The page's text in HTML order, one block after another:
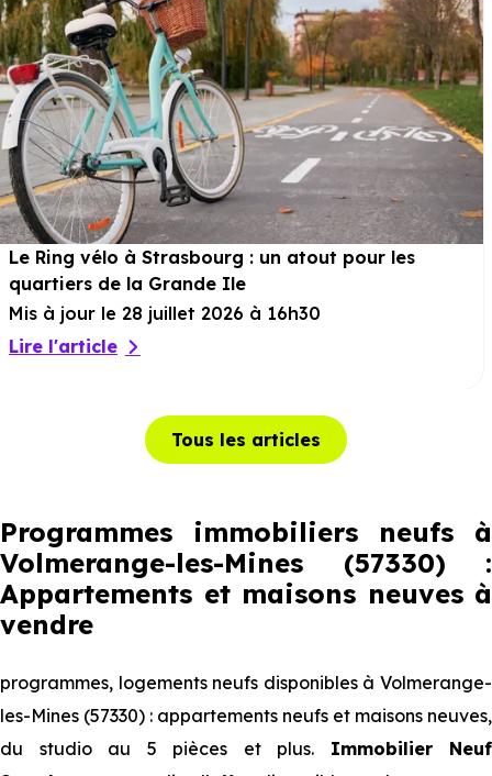
Le Ring vélo à Strasbourg : un atout pour les
quartiers de la Grande Ile
Mis à jour le 28 juillet 2026 à 16h30
Lire l'article
Tous les articles
Programmes immobiliers neufs à
Volmerange-les-Mines (57330) :
Appartements et maisons neuves à
vendre
programmes, logements neufs disponibles à Volmerange-
les-Mines (57330) : appartements neufs et maisons neuves,
du studio au 5 pièces et plus. Immobilier Neuf